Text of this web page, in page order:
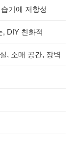
기에 저항성
, DIY 친화적
, 소매 공간, 장벽